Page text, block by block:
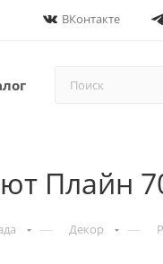
ВКонтакте
Плайн
— Декор —